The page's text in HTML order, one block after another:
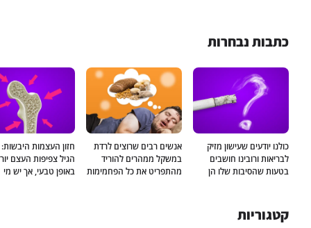
קטגוריות
כתבות נבחרות
כולנו יודעים שעישון מזיק
לבריאות ורובינו חושבים
בטעות שהסיבות שלו הן
מעישון ולפתח התמכרות
לניקוטין
אנשים רבים שרוצים לרדת
במשקל ממהרים להוריד
מהתפריט את כל הפחמימות
חזון העצמות
הגיל צפיפות העצם
באופן טבעי, אך יש מי